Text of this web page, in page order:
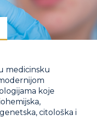
medicinsku
koje
citološka i